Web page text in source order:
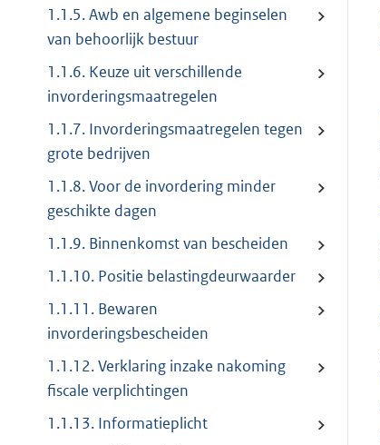
1.1.5. Awb en algemene beginselen
van behoorlijk bestuur
1.1.6. Keuze uit verschillende
invorderingsmaatregelen
1.1.7. Invorderingsmaatregelen tegen
grote bedrijven
1.1.8. Voor de invordering minder
geschikte dagen
1.1.9. Binnenkomst van bescheiden
1.1.10. Positie belastingdeurwaarder
1.1.11. Bewaren
invorderingsbescheiden
1.1.12. Verklaring inzake nakoming
fiscale verplichtingen
1.1.13. Informatieplicht